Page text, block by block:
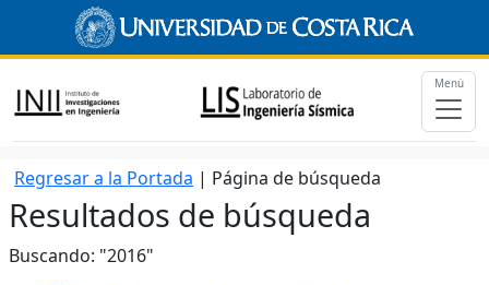
Menú
Regresar a la Portada | Página de búsqueda
Resultados de búsqueda
Buscando: "2016"